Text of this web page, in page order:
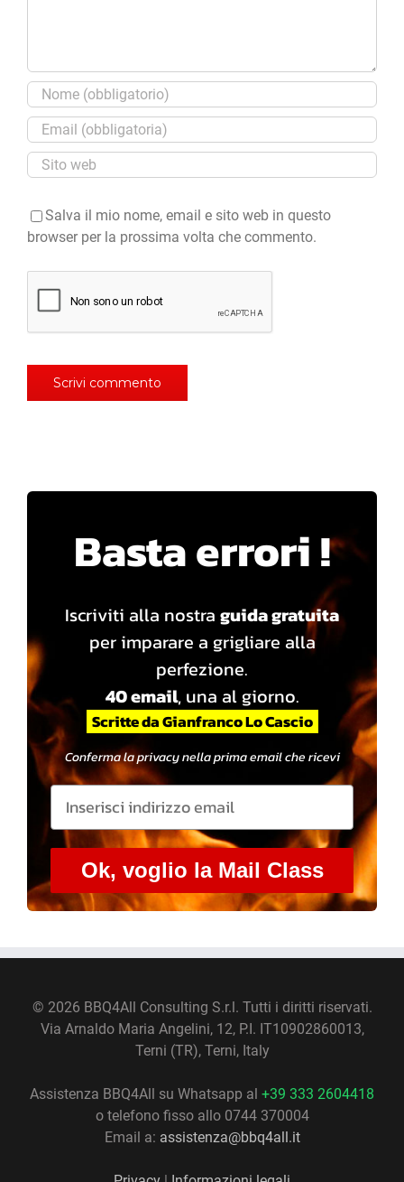
Salva il mio nome, email e sito web in questo
browser per la prossima volta che commento.
Basta errori !
Iscriviti alla nostra guida gratuita
per imparare a grigliare alla
perfezione.
40 email, una al giorno.
Scritte da Gianfranco Lo Cascio
Conferma la privacy nella prima email che ricevi
Ok, voglio la Mail Class
© 2026 BBQ4All Consulting S.r.l. Tutti i diritti riservati.
Via Arnaldo Maria Angelini, 12, P.I. IT10902860013,
Terni (TR), Terni, Italy
Assistenza BBQ4All su Whatsapp al +39 333 2604418
o telefono fisso allo 0744 370004
Email a: assistenza@bbq4all.it